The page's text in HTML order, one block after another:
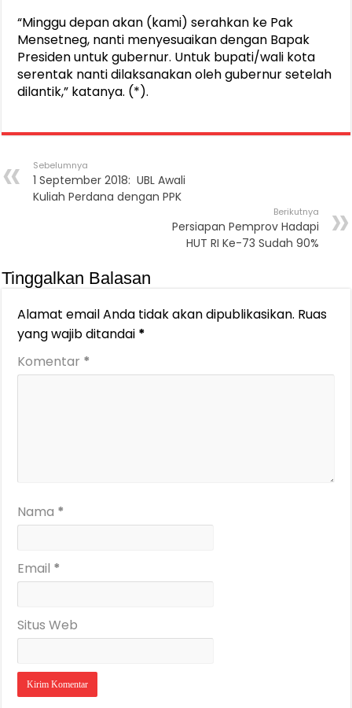
“Minggu depan akan (kami) serahkan ke Pak
Mensetneg, nanti menyesuaikan dengan Bapak
Presiden untuk gubernur. Untuk bupati/wali kota
serentak nanti dilaksanakan oleh gubernur setelah
dilantik,” katanya. (*).
Sebelumnya
1 September 2018: UBL Awali
Kuliah Perdana dengan PPK
Berikutnya
Persiapan Pemprov Hadapi
HUT RI Ke-73 Sudah 90%
Tinggalkan Balasan
Alamat email Anda tidak akan dipublikasikan. Ruas
yang wajib ditandai *
Komentar *
Nama *
Email *
Situs Web